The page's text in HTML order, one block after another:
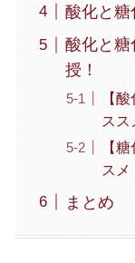
酸化と糖
酸化と糖
授！
【
スス
【
スメ
まとめ